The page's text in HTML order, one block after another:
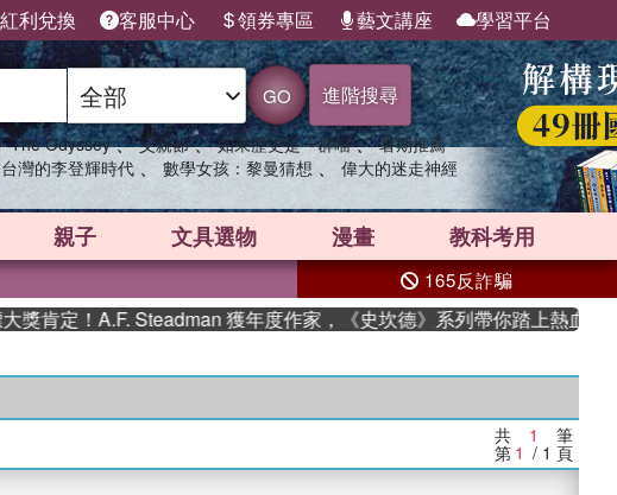
紅利兌換 客服中心 領券專區 藝文講座 學習平台
GO 進階搜尋
The Odyssey 、 父親節 、 如果歷史是一群喵 、 暑期推薦
台灣的李登輝時代 、 數學女孩：黎曼猜想 、 偉大的迷走神經
親子 文具選物 漫畫 教科考用
165反詐騙
肯定！A.F. Steadman 獲年度作家，《史坎德》系列帶你踏上熱血奇幻
共 1 筆
第 1 / 1 頁